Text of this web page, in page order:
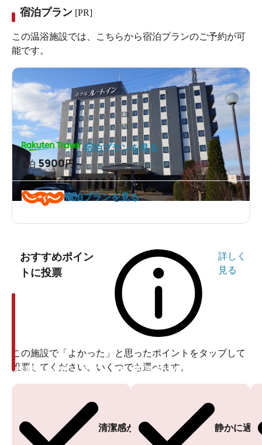
宿泊プラン [PR]
この温浴施設では、こちらから宿泊プランのご予約が可
能です。
1泊 5900円～
宿泊プランを見る
宿泊プランを見る
おすすめポイン
トに投票
詳しく
見る
この施設で「よかった」と思ったポイントをタップして
投票してください。いくつでも選べます。
清潔感がある
投票ありがとうございます
静かに過
投票ありがとうございます